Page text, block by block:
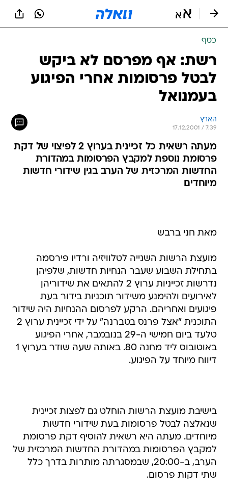
כסף
רשת: אף מפרסם לא ביקש
לבטל פרסומות אחרי הפיגוע
בעמנואל
הארץ
17.12.2001 / 7:39
מעתה רשאית כל זכיינית בערוץ 2 לפיצוי של דקת
פרסומת נוספת למקבץ הפרסומות במהדורת
החדשות המרכזית של הערב בגין שידורי חדשות
מיוחדים
מאת חני ברבש
מועצת הרשות השנייה לטלוויזיה ורדיו פירסמה
בתחילת השבוע שעבר הנחיות חדשות, שלפיהן
נדרשות זכייניות ערוץ 2 להתאים את שידוריהן
לאירועים ולהימנע משידור תוכניות בידור בעת
פיגועים ואחריהם. הרקע לפרסום ההנחיות היה שידור
התוכנית "אצל פרנס בטברנה" על ידי זכיינית ערוץ 2
טלעד ביום חמישי ה-29 בנובמבר, אחרי הפיגוע
באוטובוס ליד מחנה 80. באותה שעה שודר בערוץ 1
דיווח מיוחד על הפיגוע.
בישיבת מועצת הרשות הוחלט גם לפצות זכיינית
שנאלצה לבטל פרסומות בעת שידורי חדשות
מיוחדים. מעתה היא רשאית להוסיף דקת פרסומת
למקבץ הפרסומות במהדורת החדשות המרכזית של
הערב, ב-20:00, שבמסגרתה מותרות בדרך כלל
שתי דקות פרסום.